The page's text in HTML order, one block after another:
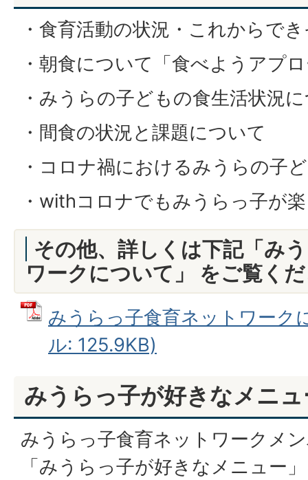
・食育活動の状況・これからで
・朝食について「食べようアプ
・みうらの子どもの食生活状況
・間食の状況と課題について
・コロナ禍におけるみうらの子
・withコロナでもみうらっ子が
その他、詳しくは下記「み
ワークについて」 をご覧く
みうらっ子食育ネットワーク
ル: 125.9KB)
みうらっ子が好きなメニ
みうらっ子食育ネットワークメ
「みうらっ子が好きなメニュー